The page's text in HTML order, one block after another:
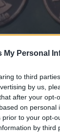
My Personal
to third
by us,
after your
on
to your opt-
by third
anyag, 16
db.